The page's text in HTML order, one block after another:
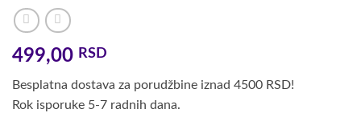
499,00 RSD
Besplatna dostava za porudžbine iznad 4500 RSD!
Rok isporuke 5-7 radnih dana.